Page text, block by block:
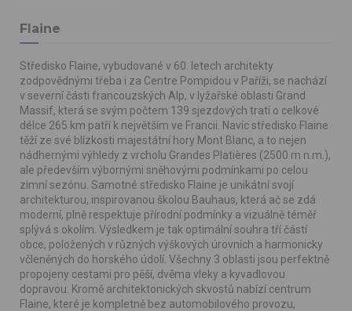
Flaine
Středisko Flaine, vybudované v 60. letech architekty
zodpovědnými třeba i za Centre Pompidou v Paříži, se nachází
v severní části francouzských Alp, v lyžařské oblasti Grand
Massif, která se svým počtem 139 sjezdových tratí o celkové
délce 265 km patří k největším ve Francii. Navíc středisko Flaine
těží ze své blízkosti majestátní hory Mont Blanc, a to nejen
nádhernými výhledy z vrcholu Grandes Platières (2500 m n.m.),
ale především výbornými sněhovými podmínkami po celou
zimní sezónu. Samotné středisko Flaine je unikátní svojí
architekturou, inspirovanou školou Bauhaus, která ač se zdá
moderní, plně respektuje přírodní podmínky a vizuálně téměř
splývá s okolím. Výsledkem je tak optimální souhra tří částí
obce, položených v různých výškových úrovních a harmonicky
včleněných do horského údolí. Všechny 3 oblasti jsou perfektně
propojeny cestami pro pěší, dvěma vleky a kyvadlovou
dopravou. Kromě architektonických skvostů nabízí centrum
Flaine, které je kompletně bez automobilového provozu,